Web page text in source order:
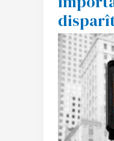
trop
pour